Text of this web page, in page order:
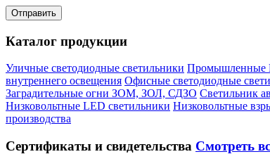
Каталог продукции
Уличные светодиодные светильники Промышленные
внутреннего освещения Офисные светодиодные
Заградительные огни ЗОМ, ЗОЛ, СДЗО Светильник
Низковольтные LED светильники Низковольтные
производства
Сертификаты и свидетельства Смотреть